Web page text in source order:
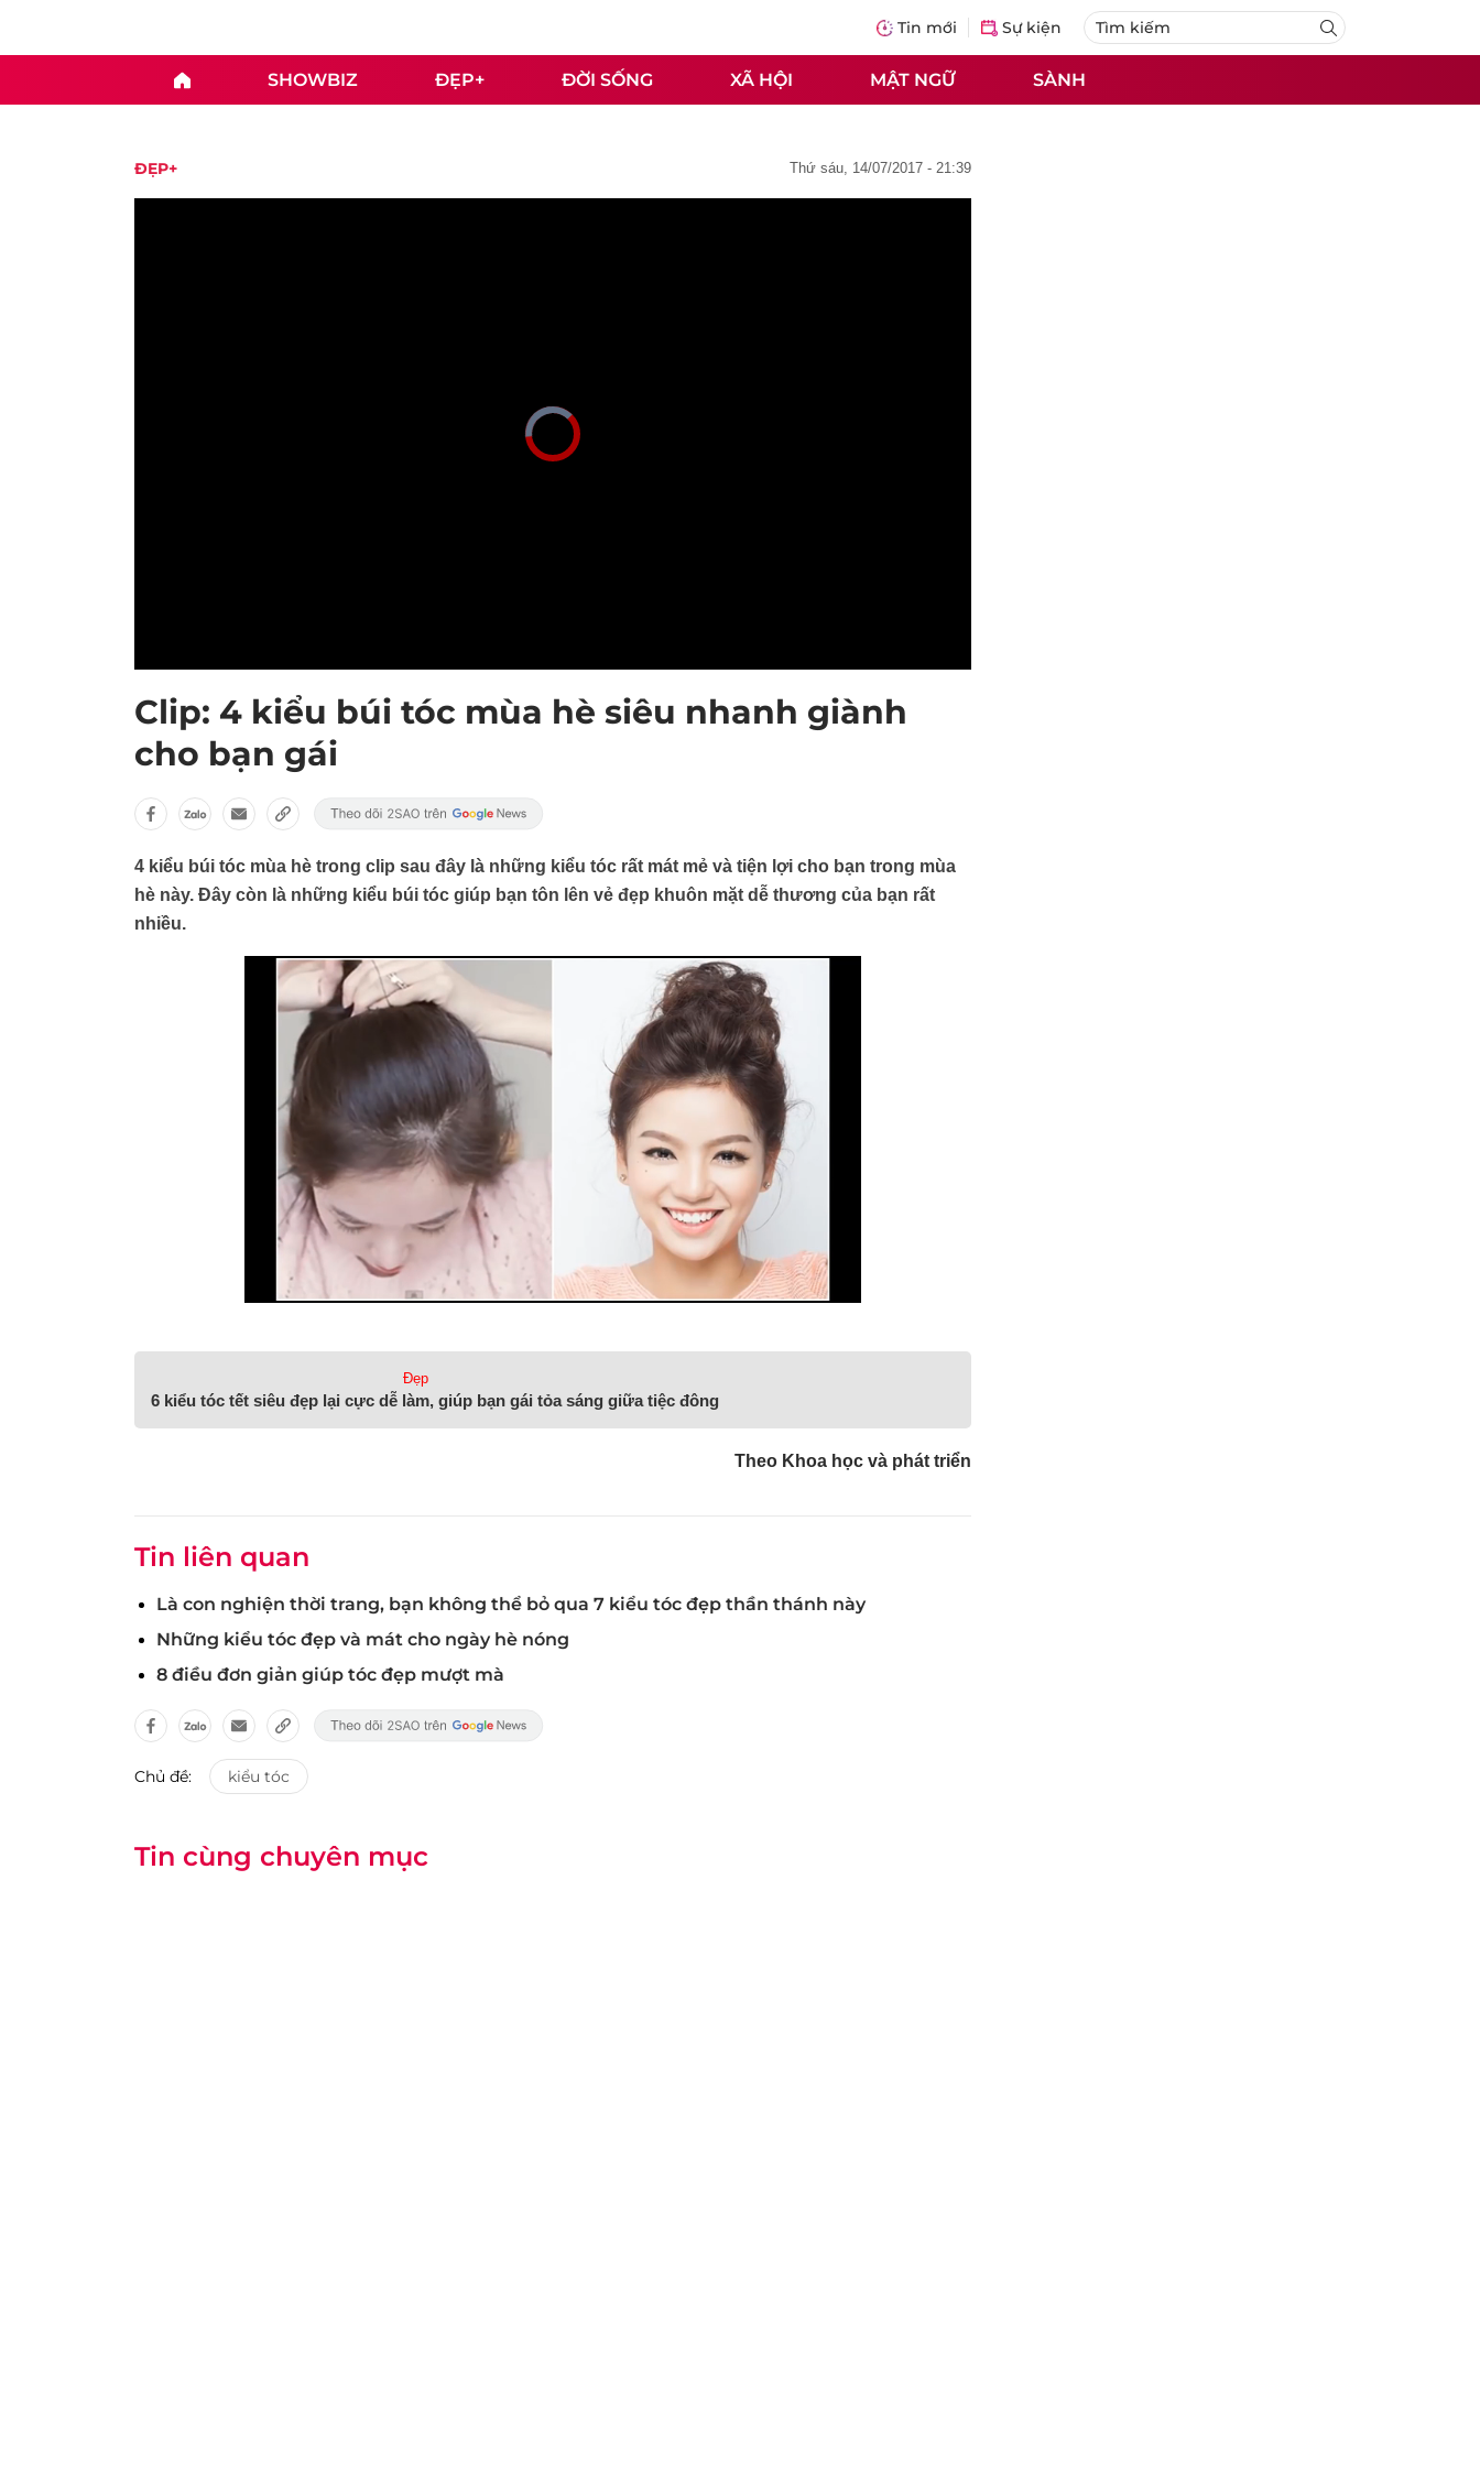
Tin mới Sự kiện
SHOWBIZ ĐẸP+ ĐỜI SỐNG XÃ HỘI MẬT NGỮ SÀNH
ĐẸP+ thứ sáu, 14/07/2017 - 21:39
Clip: 4 kiểu búi tóc mùa hè siêu nhanh giành
cho bạn gái
4 kiểu búi tóc mùa hè trong clip sau đây là những kiểu tóc rất mát mẻ và tiện lợi cho bạn trong mùa
hè này. Đây còn là những kiểu búi tóc giúp bạn tôn lên vẻ đẹp khuôn mặt dễ thương của bạn rất
nhiều.
Đẹp
6 kiểu tóc tết siêu đẹp lại cực dễ làm, giúp bạn gái tỏa sáng giữa tiệc đông
Theo Khoa học và phát triển
Tin liên quan
Là con nghiện thời trang, bạn không thể bỏ qua 7 kiểu tóc đẹp thần thánh này
Những kiểu tóc đẹp và mát cho ngày hè nóng
8 điều đơn giản giúp tóc đẹp mượt mà
Chủ đề: kiểu tóc
Tin cùng chuyên mục